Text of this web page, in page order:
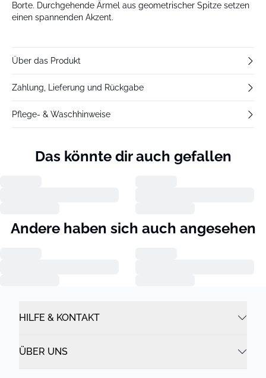
Borte. Durchgehende Ärmel aus geometrischer Spitze setzen
einen spannenden Akzent.
Über das Produkt
Zahlung, Lieferung und Rückgabe
Pflege- & Waschhinweise
Das könnte dir auch gefallen
Andere haben sich auch angesehen
HILFE & KONTAKT
ÜBER UNS